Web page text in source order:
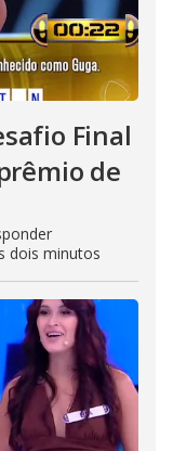
Final
de
dois minutos